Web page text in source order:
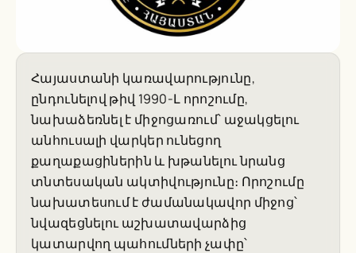
Հայաստանի կառավարությունը,
ընդունելով թիվ 1990-Լ որոշումը,
նախաձեռնել է միջոցառում՝ աջակցելու
անհուսալի վարկեր ունեցող
քաղաքացիներին և խթանելու նրանց
տնտեսական ակտիվությունը։ Որոշումը
նախատեսում է ժամանակավոր միջոց՝
նվազեցնելու աշխատավարձից
կատարվող պահումների չափը՝